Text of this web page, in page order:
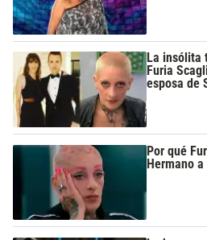
La insólita
Furia
esposa de
Por qué
Hermano